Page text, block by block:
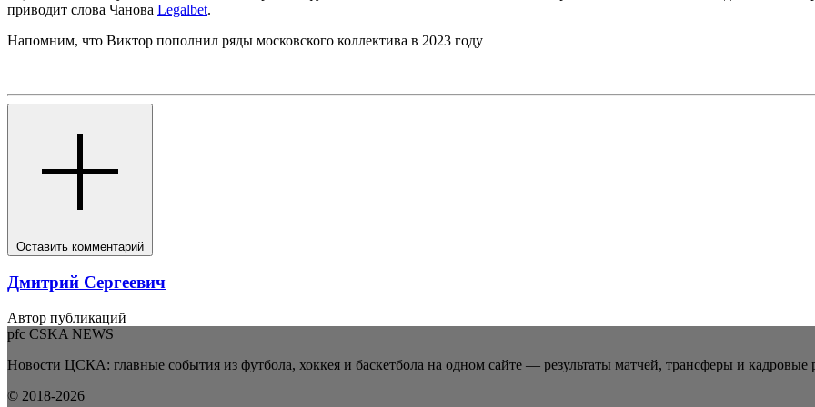
приводит слова Чанова Legalbet.
Напомним, что Виктор пополнил ряды московского коллектива в 2023 году
Оставить комментарий
Дмитрий Сергеевич
Автор публикаций
pfc CSKA NEWS
Новости ЦСКА: главные события из футбола, хоккея и баскетбола на одном сайте — результаты матчей, трансферы и кадровые
© 2018-2026